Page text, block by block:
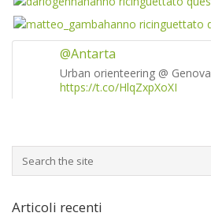
@Antarta
Urban orienteering @ Genova
https://t.co/HlqZxpXoXI
Articoli recenti